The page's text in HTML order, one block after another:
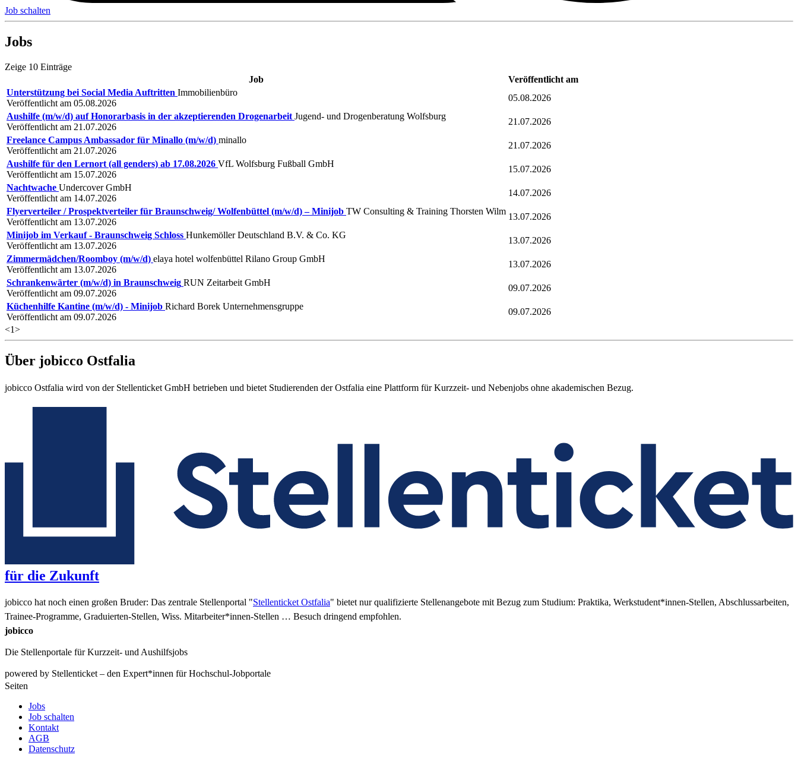
Job schalten
Jobs
Zeige 10 Einträge
Job
Veröffentlicht am
Unterstützung bei Social Media Auftritten Immobilienbüro
Veröffentlicht am 05.08.2026
05.08.2026
Aushilfe (m/w/d) auf Honorarbasis in der akzeptierenden Drogenarbeit Jugend- und Drogenberatung Wolfsburg
Veröffentlicht am 21.07.2026
21.07.2026
Freelance Campus Ambassador für Minallo (m/w/d) minallo
Veröffentlicht am 21.07.2026
21.07.2026
Aushilfe für den Lernort (all genders) ab 17.08.2026 VfL Wolfsburg Fußball GmbH
Veröffentlicht am 15.07.2026
15.07.2026
Nachtwache Undercover GmbH
Veröffentlicht am 14.07.2026
14.07.2026
Flyerverteiler / Prospektverteiler für Braunschweig/ Wolfenbüttel (m/w/d) – Minijob TW Consulting & Training Thorsten Wilm
Veröffentlicht am 13.07.2026
13.07.2026
Minijob im Verkauf - Braunschweig Schloss Hunkemöller Deutschland B.V. & Co. KG
Veröffentlicht am 13.07.2026
13.07.2026
Zimmermädchen/Roomboy (m/w/d) elaya hotel wolfenbüttel Rilano Group GmbH
Veröffentlicht am 13.07.2026
13.07.2026
Schrankenwärter (m/w/d) in Braunschweig RUN Zeitarbeit GmbH
Veröffentlicht am 09.07.2026
09.07.2026
Küchenhilfe Kantine (m/w/d) - Minijob Richard Borek Unternehmensgruppe
Veröffentlicht am 09.07.2026
09.07.2026
<1>
Über jobicco Ostfalia
jobicco Ostfalia wird von der Stellenticket GmbH betrieben und bietet Studierenden der Ostfalia eine Plattform für Kurzzeit- und Nebenjobs ohne akademischen Bezug.
für die Zukunft
jobicco hat noch einen großen Bruder: Das zentrale Stellenportal "Stellenticket Ostfalia" bietet nur qualifizierte Stellenangebote mit Bezug zum Studium: Praktika, Werkstudent*innen-Stellen, Abschlussarbeiten,
Trainee-Programme, Graduierten-Stellen, Wiss. Mitarbeiter*innen-Stellen … Besuch dringend empfohlen.
jobicco
Die Stellenportale für Kurzzeit- und Aushilfsjobs
powered by Stellenticket – den Expert*innen für Hochschul-Jobportale
Seiten
Jobs
Job schalten
Kontakt
AGB
Datenschutz